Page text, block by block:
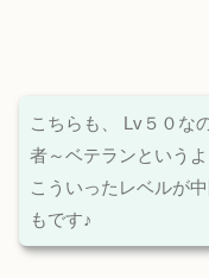
こちらも、 Lv５０な
者～ベテランという
こういったレベルが
もです♪